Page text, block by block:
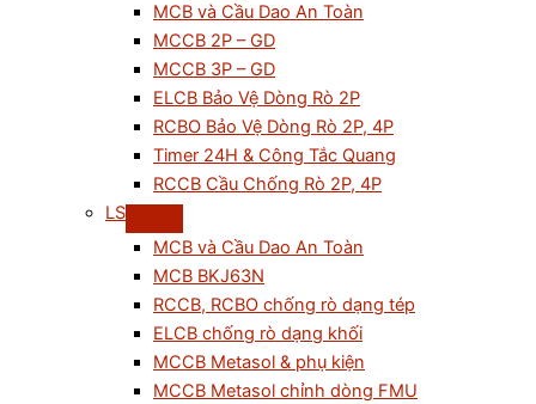
MCB và Cầu Dao An Toàn
MCCB 2P – GD
MCCB 3P – GD
ELCB Bảo Vệ Dòng Rò 2P
RCBO Bảo Vệ Dòng Rò 2P, 4P
Timer 24H & Công Tắc Quang
RCCB Cầu Chống Rò 2P, 4P
LS
MCB và Cầu Dao An Toàn
MCB BKJ63N
RCCB, RCBO chống rò dạng tép
ELCB chống rò dạng khối
MCCB Metasol & phụ kiện
MCCB Metasol chỉnh dòng FMU